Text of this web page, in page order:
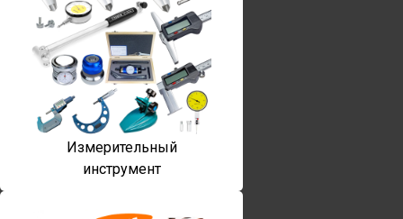
Измерительный
инструмент